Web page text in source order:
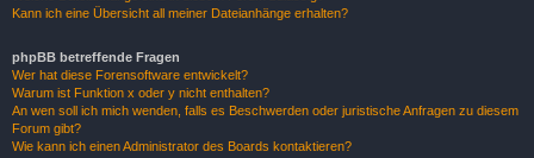
Kann ich eine Übersicht all meiner Dateianhänge erhalten?
phpBB betreffende Fragen
Wer hat diese Forensoftware entwickelt?
Warum ist Funktion x oder y nicht enthalten?
An wen soll ich mich wenden, falls es Beschwerden oder juristische Anfragen zu diesem
Forum gibt?
Wie kann ich einen Administrator des Boards kontaktieren?